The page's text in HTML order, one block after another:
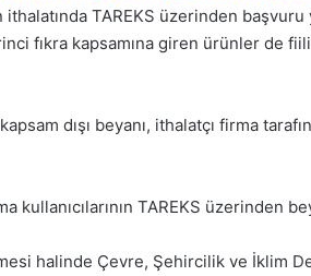
ithalatında TAREKS üzerinden
fıkra kapsamına giren ürünler de
dışı beyanı, ithalatçı firma
kullanıcılarının TAREKS
halinde Çevre, Şehircilik ve İklim